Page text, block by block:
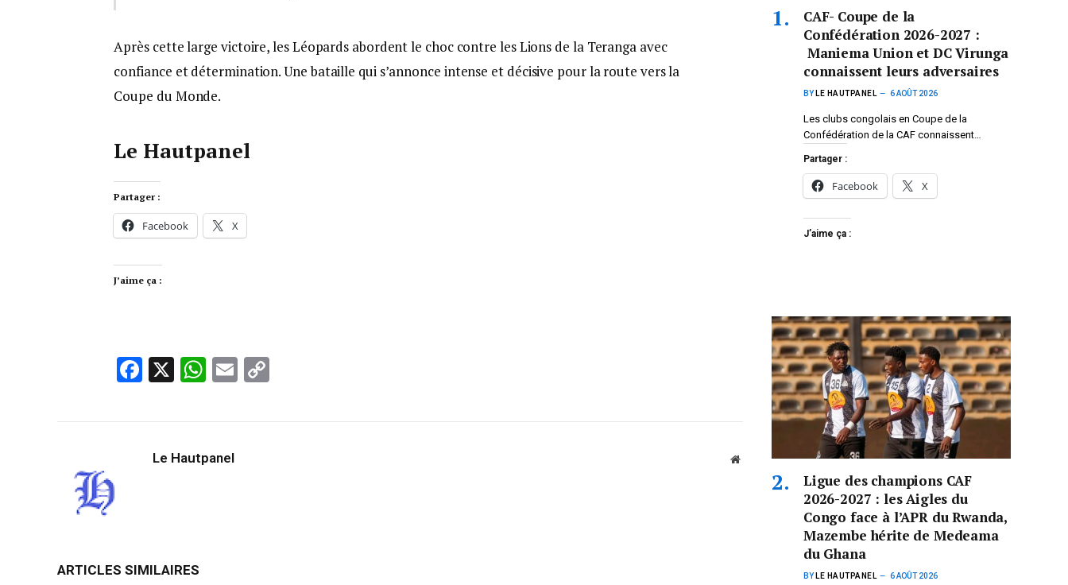
Après cette large victoire, les Léopards abordent le choc contre les Lions de la Teranga avec
confiance et détermination. Une bataille qui s’annonce intense et décisive pour la route vers la
Coupe du Monde.
Le Hautpanel
Partager :
Facebook X
J’aime ça :
Facebook
X WhatsApp
Email
Le Hautpanel Website
ARTICLES SIMILAIRES
CAF- Coupe de la
Confédération 2026-2027 :
Maniema Union et DC Virunga
connaissent leurs adversaires
BY LE HAUTPANEL 6 AOÛT 2026
Les clubs congolais en Coupe de la
Confédération de la CAF connaissent…
Partager :
Facebook X
J’aime ça :
Ligue des champions CAF
2026-2027 : les Aigles du
Congo face à l’APR du Rwanda,
Mazembe hérite de Medeama
du Ghana
BY LE HAUTPANEL 6 AOÛT 2026